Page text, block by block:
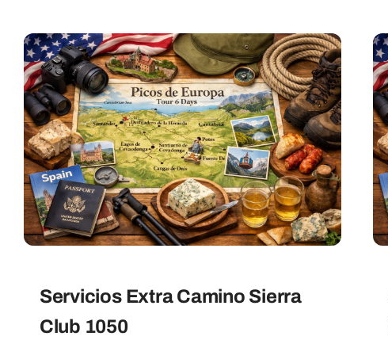
Servicios Extra Camino Sierra
Club 1050